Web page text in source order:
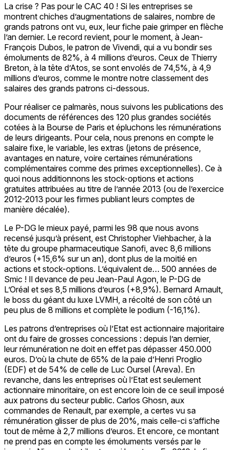
La crise ? Pas pour le CAC 40 ! Si les entreprises se
montrent chiches d’augmentations de salaires, nombre de
grands patrons ont vu, eux, leur fiche paie grimper en flèche
l’an dernier. Le record revient, pour le moment, à Jean-
François Dubos, le patron de Vivendi, qui a vu bondir ses
émoluments de 82%, à 4 millions d’euros. Ceux de Thierry
Breton, à la tête d’Atos, se sont envolés de 74,5%, à 4,9
millions d’euros, comme le montre notre classement des
salaires des grands patrons ci-dessous.
Pour réaliser ce palmarès, nous suivons les publications des
documents de références des 120 plus grandes sociétés
cotées à la Bourse de Paris et épluchons les rémunérations
de leurs dirigeants. Pour cela, nous prenons en compte le
salaire fixe, le variable, les extras (jetons de présence,
avantages en nature, voire certaines rémunérations
complémentaires comme des primes exceptionnelles). Ce à
quoi nous additionnons les stock-options et actions
gratuites attribuées au titre de l’année 2013 (ou de l’exercice
2012-2013 pour les firmes publiant leurs comptes de
manière décalée).
Le P-DG le mieux payé, parmi les 98 que nous avons
recensé jusqu’à présent, est Christopher Viehbacher, à la
tête du groupe pharmaceutique Sanofi, avec 8,6 millions
d’euros (+15,6% sur un an), dont plus de la moitié en
actions et stock-options. L’équivalent de… 500 années de
Smic ! Il devance de peu Jean-Paul Agon, le P-DG de
L’Oréal et ses 8,5 millions d’euros (+8,9%). Bernard Arnault,
le boss du géant du luxe LVMH, a récolté de son côté un
peu plus de 8 millions et complète le podium (-16,1%).
Les patrons d’entreprises où l’Etat est actionnaire majoritaire
ont du faire de grosses concessions : depuis l’an dernier,
leur rémunération ne doit en effet pas dépasser 450.000
euros. D’où la chute de 65% de la paie d’Henri Proglio
(EDF) et de 54% de celle de Luc Oursel (Areva). En
revanche, dans les entreprises où l’Etat est seulement
actionnaire minoritaire, on est encore loin de ce seuil imposé
aux patrons du secteur public. Carlos Ghosn, aux
commandes de Renault, par exemple, a certes vu sa
rémunération glisser de plus de 20%, mais celle-ci s’affiche
tout de même à 2,7 millions d’euros. Et encore, ce montant
ne prend pas en compte les émoluments versés par le